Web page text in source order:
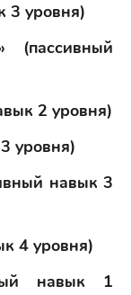
3 уровня)
(пассивный
2 уровня)
уровня)
навык 3
4 уровня)
навык 1